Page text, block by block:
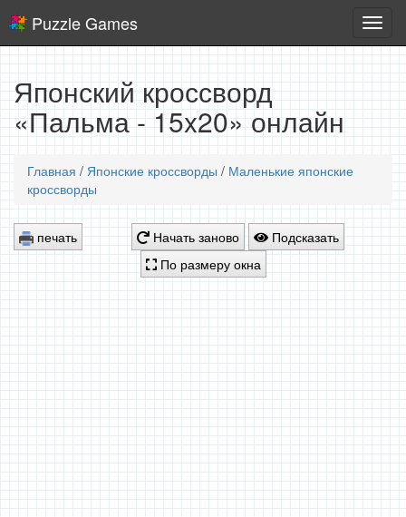
игры
Puzzle Games
Японский кроссворд
«Пальма - 15x20» онлайн
Главная / Японские кроссворды / Маленькие японские
кроссворды
печать Начать заново
Подсказать
По размеру окна